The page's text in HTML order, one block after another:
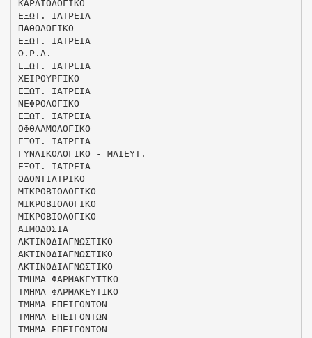
ΚΑΡΔΙΟΛΟΓΙΚΟ
ΕΞΩΤ. ΙΑΤΡΕΙΑ
ΠΑΘΟΛΟΓΙΚΟ
ΕΞΩΤ. ΙΑΤΡΕΙΑ
Ω.Ρ.Λ.
ΕΞΩΤ. ΙΑΤΡΕΙΑ
ΧΕΙΡΟΥΡΓΙΚΟ
ΕΞΩΤ. ΙΑΤΡΕΙΑ
ΝΕΦΡΟΛΟΓΙΚΟ
ΕΞΩΤ. ΙΑΤΡΕΙΑ
ΟΦΘΑΛΜΟΛΟΓΙΚΟ
ΕΞΩΤ. ΙΑΤΡΕΙΑ
ΓΥΝΑΙΚΟΛΟΓΙΚΟ - ΜΑΙΕΥΤ.
ΕΞΩΤ. ΙΑΤΡΕΙΑ
ΟΔΟΝΤΙΑΤΡΙΚΟ
ΜΙΚΡΟΒΙΟΛΟΓΙΚΟ
ΜΙΚΡΟΒΙΟΛΟΓΙΚΟ
ΜΙΚΡΟΒΙΟΛΟΓΙΚΟ
ΑΙΜΟΔΟΣΙΑ
ΑΚΤΙΝΟΔΙΑΓΝΩΣΤΙΚΟ
ΑΚΤΙΝΟΔΙΑΓΝΩΣΤΙΚΟ
ΑΚΤΙΝΟΔΙΑΓΝΩΣΤΙΚΟ
ΤΜΗΜΑ ΦΑΡΜΑΚΕΥΤΙΚΟ
ΤΜΗΜΑ ΦΑΡΜΑΚΕΥΤΙΚΟ
ΤΜΗΜΑ ΕΠΕΙΓΟΝΤΩΝ
ΤΜΗΜΑ ΕΠΕΙΓΟΝΤΩΝ
ΤΜΗΜΑ ΕΠΕΙΓΟΝΤΩΝ